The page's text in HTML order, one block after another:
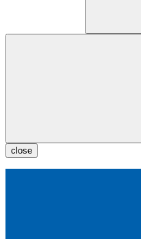
close